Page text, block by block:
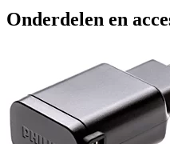
Onderdelen en